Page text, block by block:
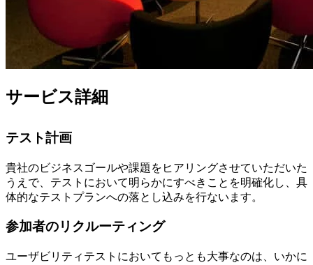
サービス詳細
テスト計画
貴社のビジネスゴールや課題をヒアリングさせていただいた
うえで、テストにおいて明らかにすべきことを明確化し、具
体的なテストプランへの落とし込みを行ないます。
参加者のリクルーティング
ユーザビリティテストにおいてもっとも大事なのは、いかに